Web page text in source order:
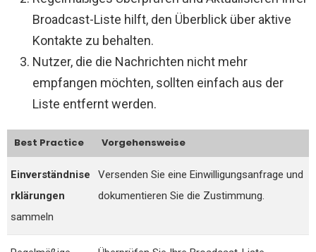
Broadcast-Liste hilft, den Überblick über aktive
Kontakte zu behalten.
Nutzer, die die Nachrichten nicht mehr
empfangen möchten, sollten einfach aus der
Liste entfernt werden.
Best Practice Vorgehensweise
Einverständnise
rklärungen
sammeln
Versenden Sie eine Einwilligungsanfrage und
dokumentieren Sie die Zustimmung.